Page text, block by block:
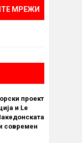
МРЕЖИ
проект
и Le
современ